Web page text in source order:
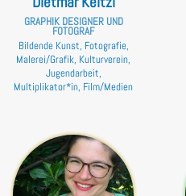
GRAPHIK DESIGNER UND
FOTOGRAF
Bildende Kunst, Fotografie,
Malerei/Grafik, Kulturverein,
Jugendarbeit,
Multiplikator*in, Film/Medien